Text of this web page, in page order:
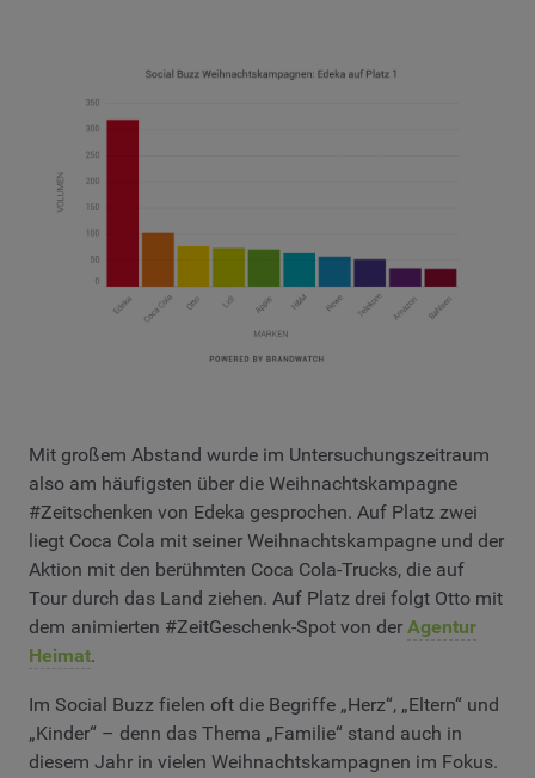
Mit großem Abstand wurde im Untersuchungszeitraum
also am häufigsten über die Weihnachtskampagne
#Zeitschenken von Edeka gesprochen. Auf Platz zwei
liegt Coca Cola mit seiner Weihnachtskampagne und der
Aktion mit den berühmten Coca Cola-Trucks, die auf
Tour durch das Land ziehen. Auf Platz drei folgt Otto mit
dem animierten #ZeitGeschenk-Spot von der Agentur
Heimat.
Im Social Buzz fielen oft die Begriffe „Herz“, „Eltern“ und
„Kinder“ – denn das Thema „Familie“ stand auch in
diesem Jahr in vielen Weihnachtskampagnen im Fokus.